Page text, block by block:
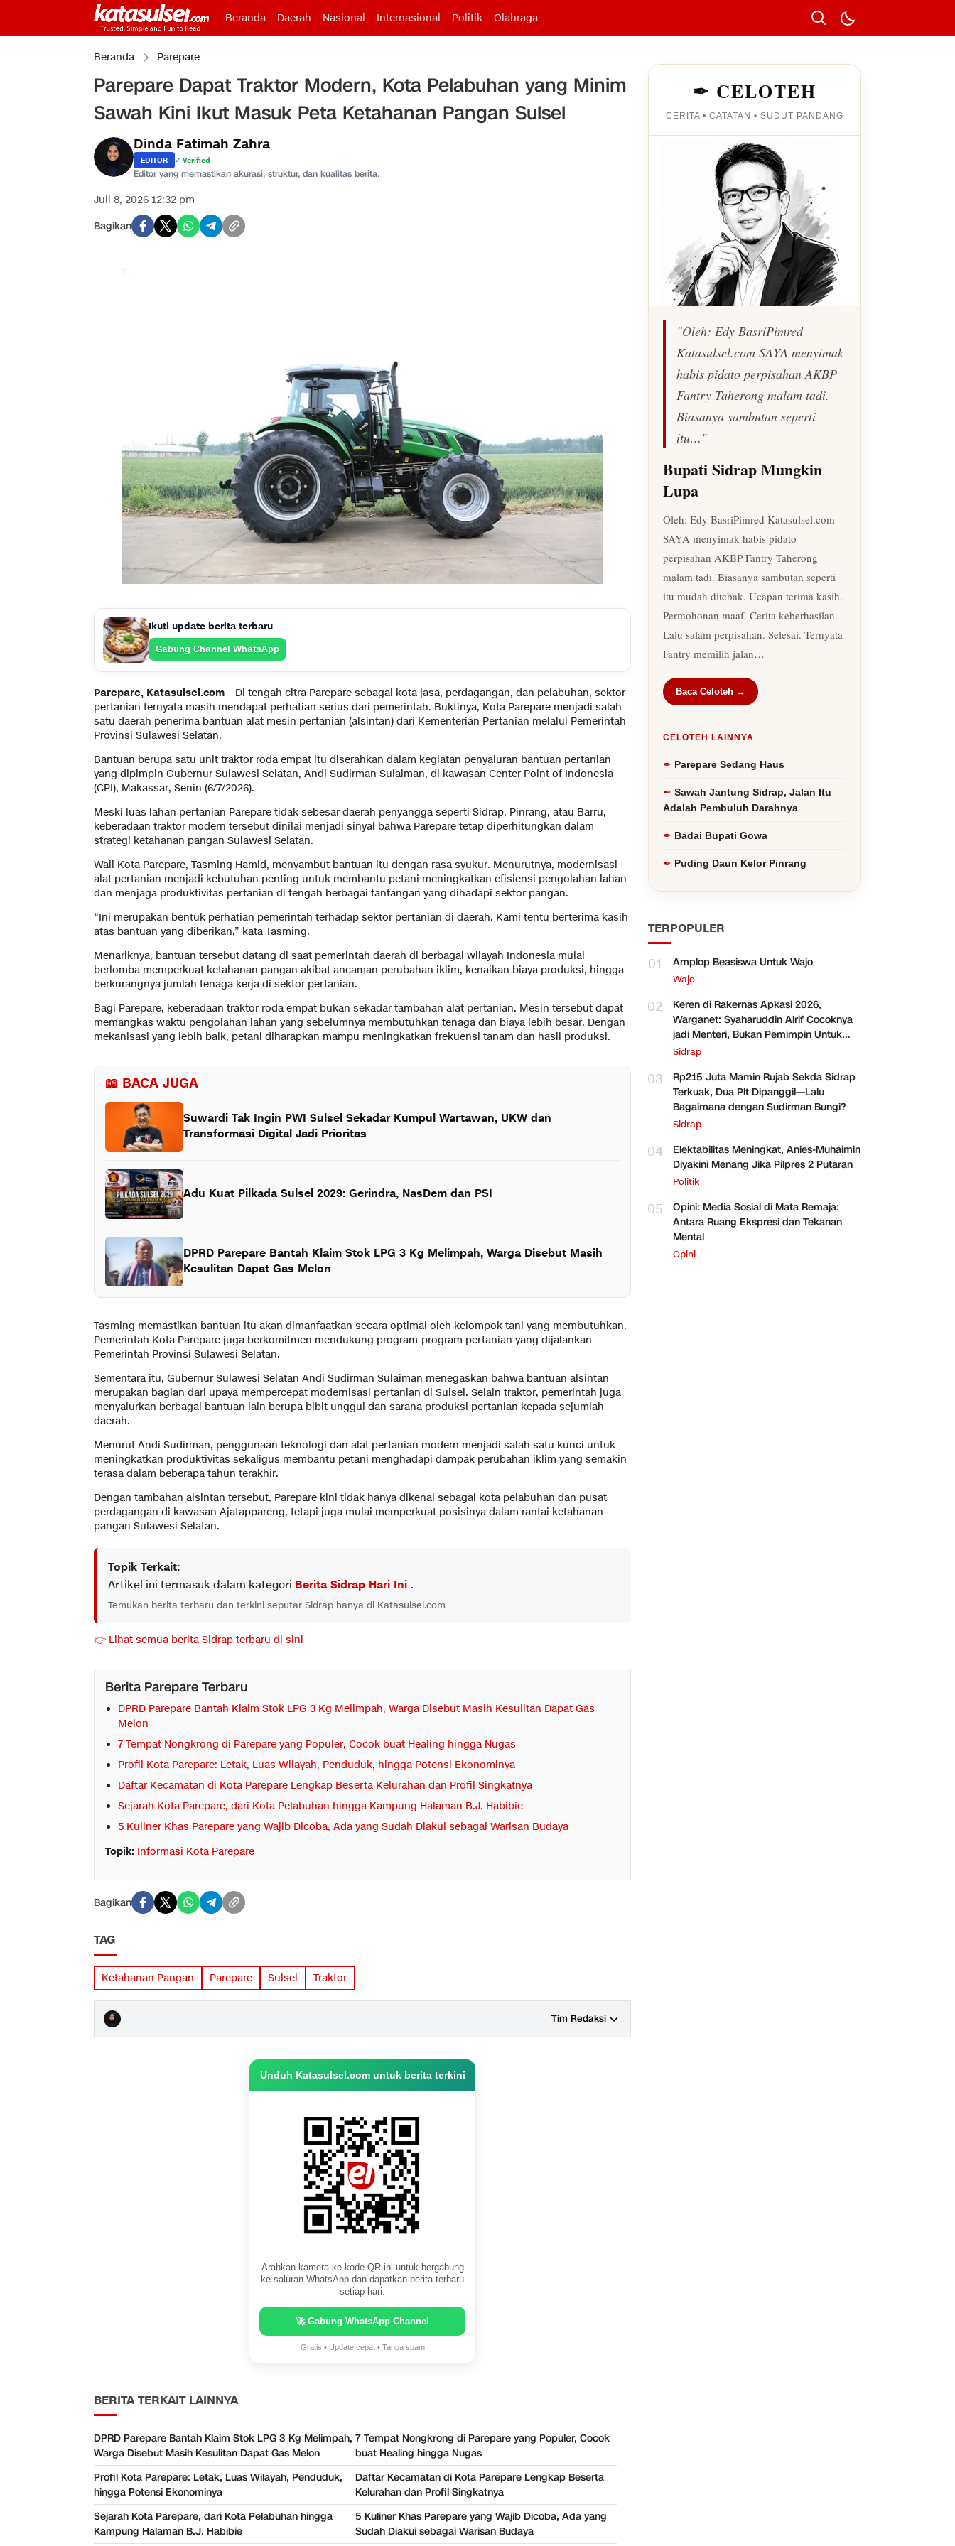
Beranda Daerah Nasional Internasional Politik Olahraga
Beranda Parepare
Parepare Dapat Traktor Modern, Kota Pelabuhan yang Minim
Sawah Kini Ikut Masuk Peta Ketahanan Pangan Sulsel
Dinda Fatimah Zahra
EDITOR ✓ Verified
Editor yang memastikan akurasi, struktur, dan kualitas berita.
Juli 8, 2026 12:32 pm
Bagikan
Ikuti update berita terbaru
Gabung Channel WhatsApp
Parepare, Katasulsel.com – Di tengah citra Parepare sebagai kota jasa, perdagangan, dan pelabuhan, sektor
pertanian ternyata masih mendapat perhatian serius dari pemerintah. Buktinya, Kota Parepare menjadi salah
satu daerah penerima bantuan alat mesin pertanian (alsintan) dari Kementerian Pertanian melalui Pemerintah
Provinsi Sulawesi Selatan.
Bantuan berupa satu unit traktor roda empat itu diserahkan dalam kegiatan penyaluran bantuan pertanian
yang dipimpin Gubernur Sulawesi Selatan, Andi Sudirman Sulaiman, di kawasan Center Point of Indonesia
(CPI), Makassar, Senin (6/7/2026).
Meski luas lahan pertanian Parepare tidak sebesar daerah penyangga seperti Sidrap, Pinrang, atau Barru,
keberadaan traktor modern tersebut dinilai menjadi sinyal bahwa Parepare tetap diperhitungkan dalam
strategi ketahanan pangan Sulawesi Selatan.
Wali Kota Parepare, Tasming Hamid, menyambut bantuan itu dengan rasa syukur. Menurutnya, modernisasi
alat pertanian menjadi kebutuhan penting untuk membantu petani meningkatkan efisiensi pengolahan lahan
dan menjaga produktivitas pertanian di tengah berbagai tantangan yang dihadapi sektor pangan.
“Ini merupakan bentuk perhatian pemerintah terhadap sektor pertanian di daerah. Kami tentu berterima kasih
atas bantuan yang diberikan,” kata Tasming.
Menariknya, bantuan tersebut datang di saat pemerintah daerah di berbagai wilayah Indonesia mulai
berlomba memperkuat ketahanan pangan akibat ancaman perubahan iklim, kenaikan biaya produksi, hingga
berkurangnya jumlah tenaga kerja di sektor pertanian.
Bagi Parepare, keberadaan traktor roda empat bukan sekadar tambahan alat pertanian. Mesin tersebut dapat
memangkas waktu pengolahan lahan yang sebelumnya membutuhkan tenaga dan biaya lebih besar. Dengan
mekanisasi yang lebih baik, petani diharapkan mampu meningkatkan frekuensi tanam dan hasil produksi.
📖 BACA JUGA
Suwardi Tak Ingin PWI Sulsel Sekadar Kumpul Wartawan, UKW dan
Transformasi Digital Jadi Prioritas
Adu Kuat Pilkada Sulsel 2029: Gerindra, NasDem dan PSI
DPRD Parepare Bantah Klaim Stok LPG 3 Kg Melimpah, Warga Disebut Masih
Kesulitan Dapat Gas Melon
Tasming memastikan bantuan itu akan dimanfaatkan secara optimal oleh kelompok tani yang membutuhkan.
Pemerintah Kota Parepare juga berkomitmen mendukung program-program pertanian yang dijalankan
Pemerintah Provinsi Sulawesi Selatan.
Sementara itu, Gubernur Sulawesi Selatan Andi Sudirman Sulaiman menegaskan bahwa bantuan alsintan
merupakan bagian dari upaya mempercepat modernisasi pertanian di Sulsel. Selain traktor, pemerintah juga
menyalurkan berbagai bantuan lain berupa bibit unggul dan sarana produksi pertanian kepada sejumlah
daerah.
Menurut Andi Sudirman, penggunaan teknologi dan alat pertanian modern menjadi salah satu kunci untuk
meningkatkan produktivitas sekaligus membantu petani menghadapi dampak perubahan iklim yang semakin
terasa dalam beberapa tahun terakhir.
Dengan tambahan alsintan tersebut, Parepare kini tidak hanya dikenal sebagai kota pelabuhan dan pusat
perdagangan di kawasan Ajatappareng, tetapi juga mulai memperkuat posisinya dalam rantai ketahanan
pangan Sulawesi Selatan.
Topik Terkait:
Artikel ini termasuk dalam kategori Berita Sidrap Hari Ini .
Temukan berita terbaru dan terkini seputar Sidrap hanya di Katasulsel.com
👉 Lihat semua berita Sidrap terbaru di sini
Berita Parepare Terbaru
DPRD Parepare Bantah Klaim Stok LPG 3 Kg Melimpah, Warga Disebut Masih Kesulitan Dapat Gas
Melon
7 Tempat Nongkrong di Parepare yang Populer, Cocok buat Healing hingga Nugas
Profil Kota Parepare: Letak, Luas Wilayah, Penduduk, hingga Potensi Ekonominya
Daftar Kecamatan di Kota Parepare Lengkap Beserta Kelurahan dan Profil Singkatnya
Sejarah Kota Parepare, dari Kota Pelabuhan hingga Kampung Halaman B.J. Habibie
5 Kuliner Khas Parepare yang Wajib Dicoba, Ada yang Sudah Diakui sebagai Warisan Budaya
Topik: Informasi Kota Parepare
Bagikan
TAG
Ketahanan Pangan Parepare Sulsel Traktor
Tim Redaksi
Unduh Katasulsel.com untuk berita terkini
Arahkan kamera ke kode QR ini untuk bergabung
ke saluran WhatsApp dan dapatkan berita terbaru
setiap hari.
🚀 Gabung WhatsApp Channel
Gratis • Update cepat • Tanpa spam
BERITA TERKAIT LAINNYA
DPRD Parepare Bantah Klaim Stok LPG 3 Kg Melimpah,
Warga Disebut Masih Kesulitan Dapat Gas Melon
7 Tempat Nongkrong di Parepare yang Populer, Cocok
buat Healing hingga Nugas
Profil Kota Parepare: Letak, Luas Wilayah, Penduduk,
hingga Potensi Ekonominya
Daftar Kecamatan di Kota Parepare Lengkap Beserta
Kelurahan dan Profil Singkatnya
Sejarah Kota Parepare, dari Kota Pelabuhan hingga
Kampung Halaman B.J. Habibie
5 Kuliner Khas Parepare yang Wajib Dicoba, Ada yang
Sudah Diakui sebagai Warisan Budaya
✒ CELOTEH
CERITA • CATATAN • SUDUT PANDANG
"Oleh: Edy BasriPimred
Katasulsel.com SAYA menyimak
habis pidato perpisahan AKBP
Fantry Taherong malam tadi.
Biasanya sambutan seperti
itu…"
Bupati Sidrap Mungkin
Lupa
Oleh: Edy BasriPimred Katasulsel.com
SAYA menyimak habis pidato
perpisahan AKBP Fantry Taherong
malam tadi. Biasanya sambutan seperti
itu mudah ditebak. Ucapan terima kasih.
Permohonan maaf. Cerita keberhasilan.
Lalu salam perpisahan. Selesai. Ternyata
Fantry memilih jalan…
Baca Celoteh →
CELOTEH LAINNYA
Parepare Sedang Haus
Sawah Jantung Sidrap, Jalan Itu
Adalah Pembuluh Darahnya
Badai Bupati Gowa
Puding Daun Kelor Pinrang
TERPOPULER
01 Amplop Beasiswa Untuk Wajo
Wajo
02
Keren di Rakernas Apkasi 2026,
Warganet: Syaharuddin Alrif Cocoknya
jadi Menteri, Bukan Pemimpin Untuk
Sidrap Saja
Sidrap
03
Rp215 Juta Mamin Rujab Sekda Sidrap
Terkuak, Dua Plt Dipanggil—Lalu
Bagaimana dengan Sudirman Bungi?
Sidrap
04
Elektabilitas Meningkat, Anies-Muhaimin
Diyakini Menang Jika Pilpres 2 Putaran
Politik
05
Opini: Media Sosial di Mata Remaja:
Antara Ruang Ekspresi dan Tekanan
Mental
Opini